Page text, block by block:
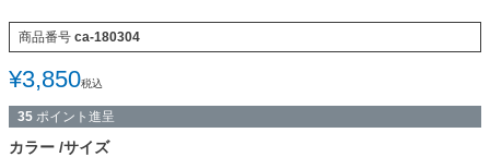
商品番号 ca-180304
¥3,850税込
35 ポイント進呈
カラー サイズ